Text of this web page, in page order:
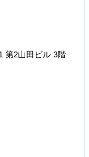
第2山田ビル 3階